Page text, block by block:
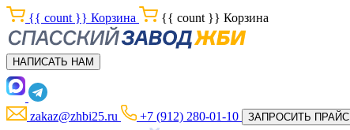
{{ count }} Корзина {{ count }} Корзина
НАПИСАТЬ НАМ
zakaz@zhbi25.ru +7 (912) 280-01-10 ЗАПРОСИТЬ ПРАЙС